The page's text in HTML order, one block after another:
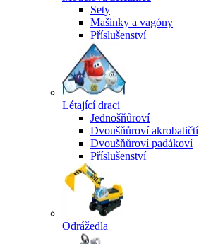
Sety
Mašinky a vagóny
Příslušenství
Létající draci
Jednošňůroví
Dvoušňůroví akrobatičtí
Dvoušňůroví padákoví
Příslušenství
Odrážedla